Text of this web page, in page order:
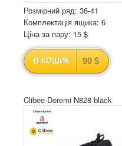
Розмірний ряд: 36-41
Комплектація ящика: 6
Ціна за пару: 15 $
В КОШИК 90 $
Clibee-Doremi N828 black